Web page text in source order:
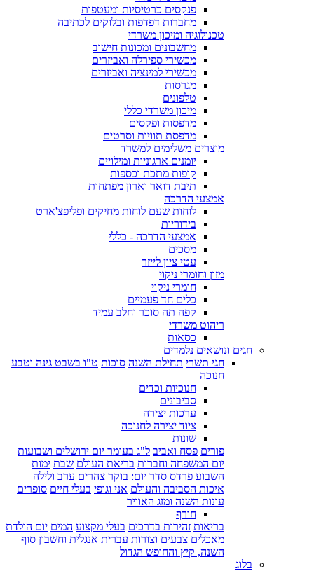
פנקסים כרטיסיות ומעטפות
מחברות דפדפות ובלוקים לכתיבה
טכנולוגיה ומיכון משרדי
מחשבונים ומכונות חישוב
מכשירי ספירלה ואביזרים
מכשירי למינציה ואביזרים
מגרסות
טלפונים
מיכון משרדי כללי
מדפסות ופקסים
מדפסת תוויות וסרטים
מוצרים משלימים למשרד
יומנים ארגוניות ומילויים
קופות מתכת וכספות
תיבת דואר וארון מפתחות
אמצעי הדרכה
לוחות שעם לוחות מחיקים ופליפצ'ארט
בידוריות
אמצעי הדרכה - כללי
מסכים
עטי ציון לייזר
מזון וחומרי ניקוי
חומרי ניקוי
כלים חד פעמיים
קפה תה סוכר וחלב עמיד
ריהוט משרדי
כסאות
חגים ונושאים נלמדים
חגי תשרי תחילת השנה סוכות ט"ו בשבט גינה וטבע
חנוכה
חנוכיות וכדים
סביבונים
ערכות יצירה
ציוד יצירה לחנוכה
שונות
פורים פסח ואביב ל"ג בעומר יום ירושלים ושבועות
יום המשפחה וחברות בריאת העולם שבת ימות
השבוע פרדס סדר יום: בוקר צהרים ערב ולילה
איכות הסביבה והעולם אני וגופי בעלי חיים סופרים
עונות השנה ומזג האוויר
חורף
בריאות זהירות בדרכים בעלי מקצוע המים יום הולדת
מאכלים צבעים וצורות עברית אנגלית וחשבון סוף
השנה, קיץ והחופש הגדול
בלוג